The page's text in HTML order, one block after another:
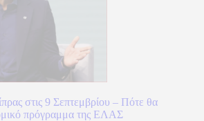
στις 9 Σεπτεμβρίου – Πότε θα
πρόγραμμα της ΕΛΑΣ